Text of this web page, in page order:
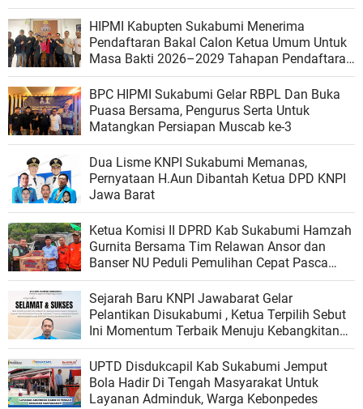
HIPMI Kabupten Sukabumi Menerima
Pendaftaran Bakal Calon Ketua Umum Untuk
Masa Bakti 2026–2029 Tahapan Pendaftaran
Dimulai
BPC HIPMI Sukabumi Gelar RBPL Dan Buka
Puasa Bersama, Pengurus Serta Untuk
Matangkan Persiapan Muscab ke-3
Dua Lisme KNPI Sukabumi Memanas,
Pernyataan H.Aun Dibantah Ketua DPD KNPI
Jawa Barat
Ketua Komisi II DPRD Kab Sukabumi Hamzah
Gurnita Bersama Tim Relawan Ansor dan
Banser NU Peduli Pemulihan Cepat Pasca
Banjir Di Lokasi Bencana
Sejarah Baru KNPI Jawabarat Gelar
Pelantikan Disukabumi , Ketua Terpilih Sebut
Ini Momentum Terbaik Menuju Kebangkitan
Pemuda
UPTD Disdukcapil Kab Sukabumi Jemput
Bola Hadir Di Tengah Masyarakat Untuk
Layanan Adminduk, Warga Kebonpedes